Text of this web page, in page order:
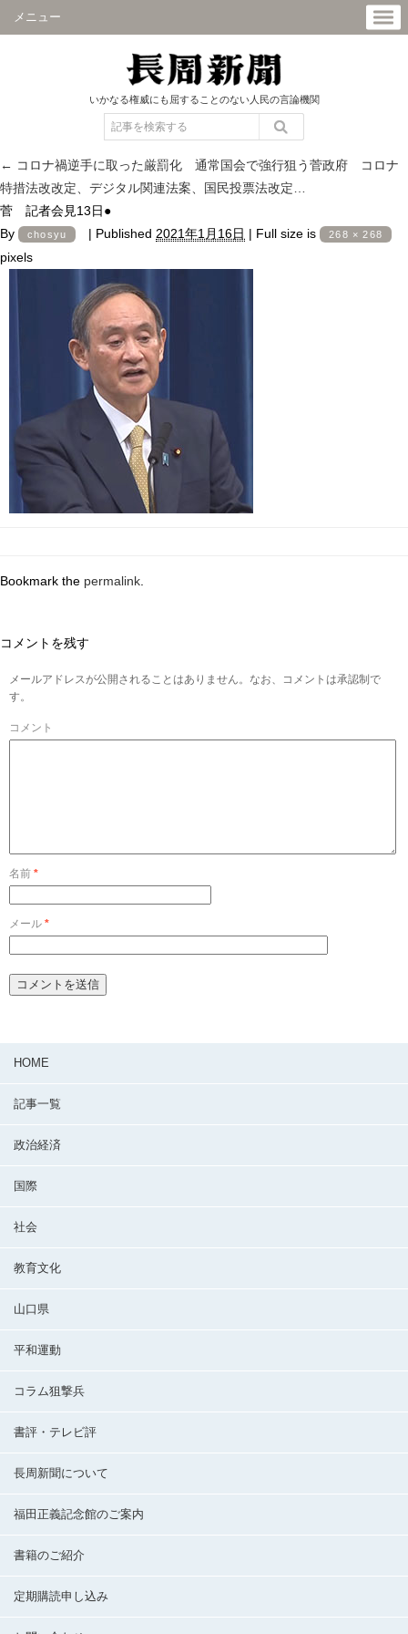
メニュー
いかなる権威にも屈することのない人民の言論機関
← コロナ禍逆手に取った厳罰化 通常国会で強行狙う菅政府 コロナ
特措法改改定、デジタル関連法案、国民投票法改定…
菅 記者会見13日●
By
chosyu | Published 2021年1月16日 | Full size is 268 × 268
pixels
Bookmark the permalink
コメントを残す
メールアドレスが公開されることはありません。なお、コメントは承認制で
す。
コメント
名前 *
メール *
HOME
記事一覧
政治経済
国際
社会
教育文化
山口県
平和運動
コラム狙撃兵
書評・テレビ評
長周新聞について
福田正義記念館のご案内
書籍のご紹介
定期購読申し込み